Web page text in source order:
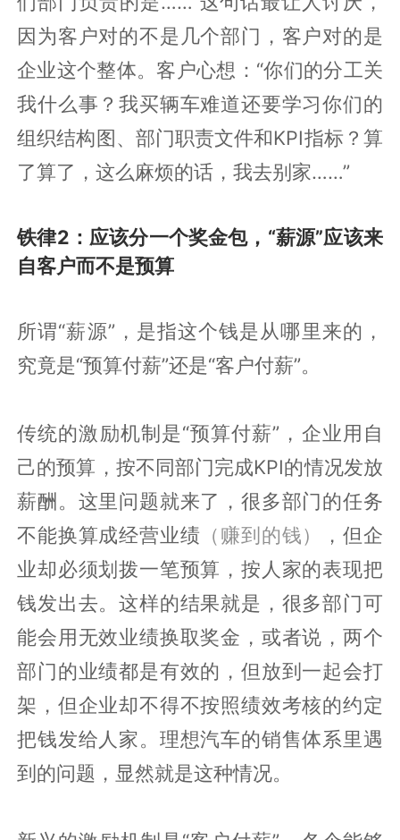
因为客户对的不是几个部门，客户对的是
企业这个整体。客户心想：“你们的分工关
我什么事？我买辆车难道还要学习你们的
组织结构图、部门职责文件和KPI指标？算
了算了，这么麻烦的话，我去别家……”
铁律2：应该分一个奖金包，“薪源”应该来
自客户而不是预算
所谓“薪源”，是指这个钱是从哪里来的，
究竟是“预算付薪”还是“客户付薪”。
传统的激励机制是“预算付薪”，企业用自
己的预算，按不同部门完成KPI的情况发放
薪酬。这里问题就来了，很多部门的任务
不能换算成经营业绩 （赚到的钱）
，但企
业却必须划拨一笔预算，按人家的表现把
钱发出去。这样的结果就是，很多部门可
能会用无效业绩换取奖金，或者说，两个
部门的业绩都是有效的，但放到一起会打
架，但企业却不得不按照绩效考核的约定
把钱发给人家。理想汽车的销售体系里遇
到的问题，显然就是这种情况。